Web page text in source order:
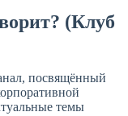
(Клуб
посвящённый
темы